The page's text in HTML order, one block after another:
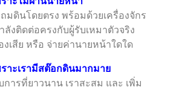
มดินโดยตรง พร้อมด้วยเครื่องจักร
งติดต่อครงกับผู้รับเหมาตัวจริง
เสีย หรือ จ่ายค่านายหน้าใดใด
าะเรามีสต๊อกดินมากมาย
การที่ยาวนาน เราสะสม และ เพิ่ม